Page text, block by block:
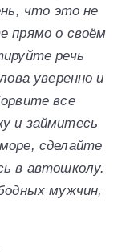
что это не
прямо о своём
речь
уверенно и
все
и займитесь
сделайте
в автошколу.
мужчин,